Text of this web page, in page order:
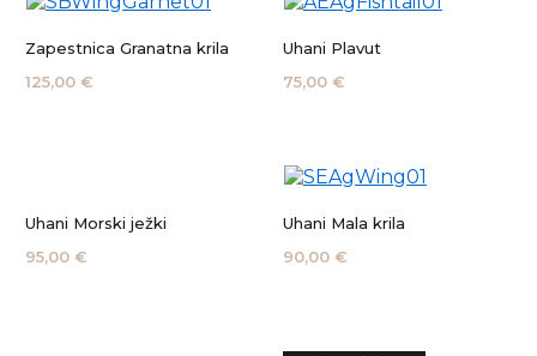
Zapestnica Granatna krila
125,00 €
Uhani Plavut
75,00 €
Uhani Morski ježki
95,00 €
Uhani Mala krila
90,00 €